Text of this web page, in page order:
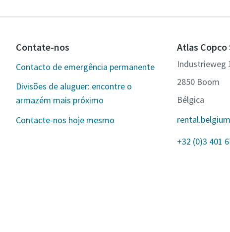
Contate-nos
Contacto de emergência permanente
Divisões de aluguer: encontre o
armazém mais próximo
Contacte-nos hoje mesmo
Atlas
Industrieweg
2850 Boom
Bélgica
+32 (0)3 401